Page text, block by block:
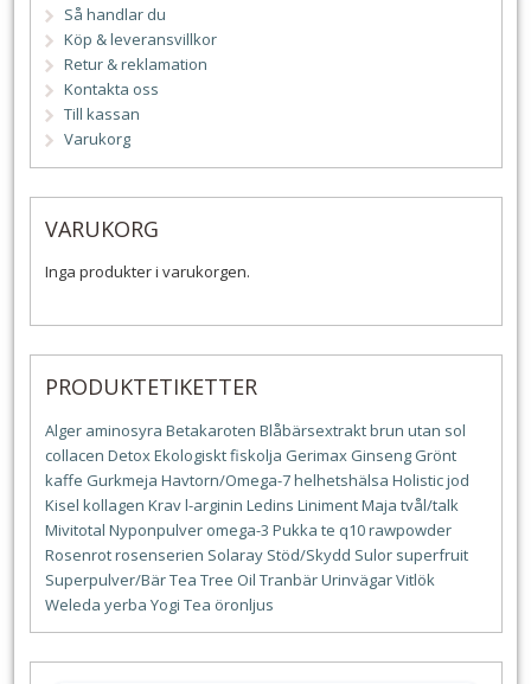
Så handlar du
Köp & leveransvillkor
Retur & reklamation
Kontakta oss
Till kassan
Varukorg
VARUKORG
Inga produkter i varukorgen.
PRODUKTETIKETTER
Alger aminosyra Betakaroten Blåbärsextraktbrun utan sol
collacen DetoxEkologisktfiskolja Gerimax Ginseng Grönt
kaffe Gurkmeja Havtorn/Omega-7helhetshälsa Holisticjod
Kisel kollagen Kravl-arginin Ledins LinimentMaja tvål/talk
Mivitotal Nyponpulver omega-3 Pukka te q10rawpowder
Rosenrotrosenserien Solaray Stöd/Skydd Sulor superfruit
Superpulver/BärTea Tree Oil TranbärUrinvägarVitlök
Weleda yerba Yogi Tea öronljus